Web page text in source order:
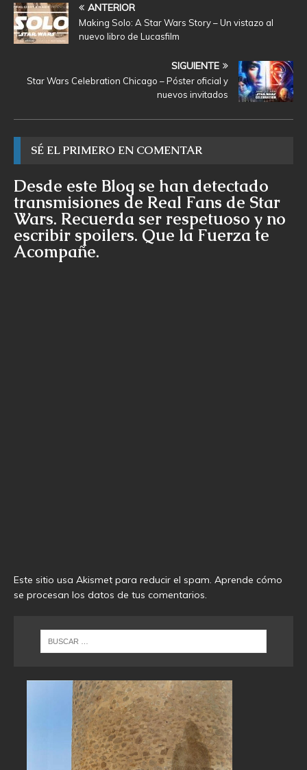
ANTERIOR
Making Solo: A Star Wars Story – Un vistazo al
nuevo libro de Lucasfilm
SIGUIENTE
Star Wars Celebration Chicago – Póster oficial y
nuevos invitados
SÉ EL PRIMERO EN COMENTAR
Desde este Blog se han detectado
transmisiones de Real Fans de Star
Wars. Recuerda ser respetuoso y no
escribir spoilers. Que la Fuerza te
Acompañe.
Este sitio usa Akismet para reducir el spam. Aprende cómo
se procesan los datos de tus comentarios